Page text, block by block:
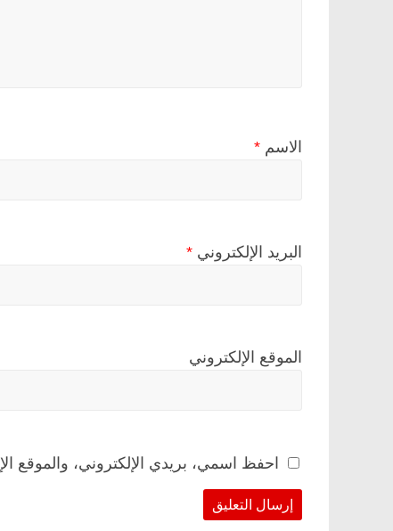
الاسم *
البريد الإلكتروني *
الموقع الإلكتروني
احفظ اسمي، بريدي الإلكتروني، والموقع